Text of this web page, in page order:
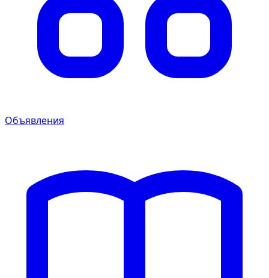
Объявления